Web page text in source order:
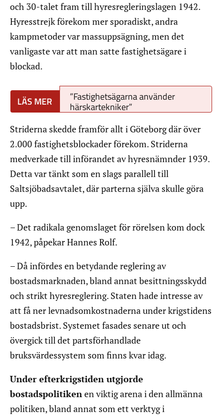
och 30-talet fram till hyresregleringslagen 1942.
Hyresstrejk förekom mer sporadiskt, andra
kampmetoder var massuppsägning, men det
vanligaste var att man satte fastighetsägare i
blockad.
”Fastighetsägarna använder
härskartekniker”
Striderna skedde framför allt i Göteborg där över
2.000 fastighetsblockader förekom. Striderna
medverkade till införandet av hyresnämnder 1939.
Detta var tänkt som en slags parallell till
Saltsjöbadsavtalet, där parterna själva skulle göra
upp.
– Det radikala genomslaget för rörelsen kom dock
1942, påpekar Hannes Rolf.
– Då infördes en betydande reglering av
bostadsmarknaden, bland annat besittningsskydd
och strikt hyresreglering. Staten hade intresse av
att få ner levnadsomkostnaderna under krigstidens
bostadsbrist. Systemet fasades senare ut och
övergick till det partsförhandlade
bruksvärdessystem som finns kvar idag.
Under efterkrigstiden utgjorde
bostadspolitikenen viktig arena i den allmänna
politiken, bland annat som ett verktyg i